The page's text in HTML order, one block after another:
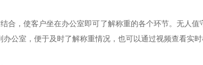
合，使客户坐在办公室即可了解称重的各个环节。无人
办公室，便于及时了解称重情况，也可以通过视频查看实时